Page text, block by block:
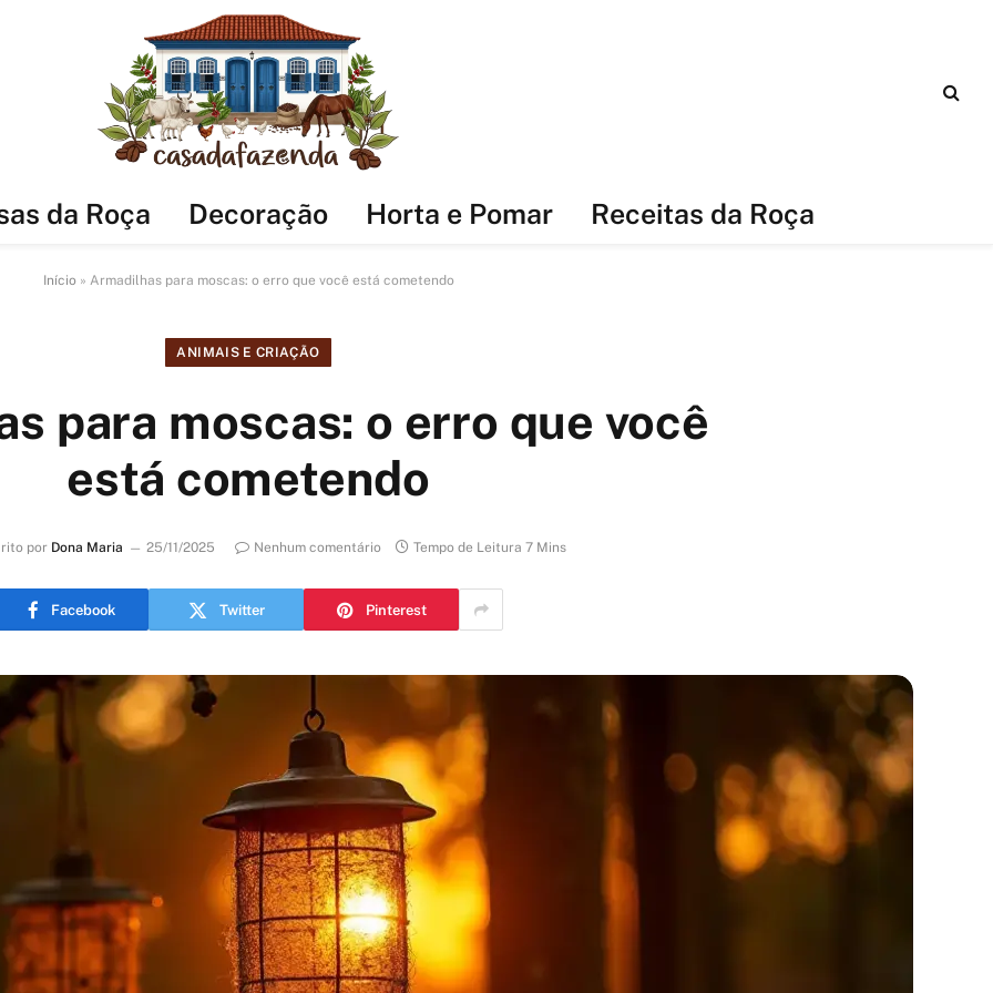
da Roça Decoração Horta e Pomar Receitas da Roça
Início » Armadilhas para moscas: o erro que você está cometendo
ANIMAIS E CRIAÇÃO
para moscas: o erro que você
está cometendo
por Dona Maria 25/11/2025 Nenhum comentário Tempo de Leitura 7 Mins
Facebook Twitter Pinterest